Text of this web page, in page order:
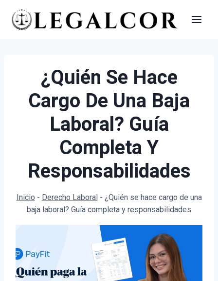
Saltar
¿Quién Se Hace
Cargo De Una Baja
Laboral? Guía
Completa Y
Responsabilidades
Inicio - Derecho Laboral- ¿Quién se hace cargo de una
baja laboral? Guía completa y responsabilidades